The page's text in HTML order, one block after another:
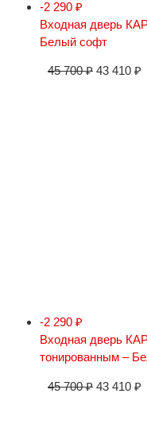
-2 290 ₽
Входная дверь
Белый софт
45 700₽ 43 410 ₽
-2 290 ₽
Входная дверь
тонированным –
45 700₽ 43 410 ₽